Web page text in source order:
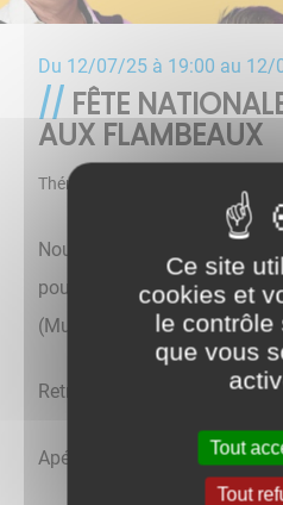
Du 12/07/25 à 19:00 au 12/
FÊTE
AUX FLAMBEAUX
Thématique
Nous vous attendons Place
pour le Bal avec Bruno
(Musette & variétés).
Retraite aux Flambeaux à la
Apéritif offert
Ce site
cookies et
le contrôle
que vous
Tout
Tout